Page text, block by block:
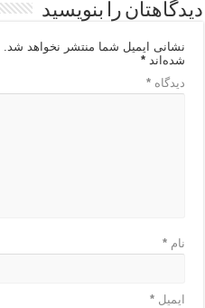
دیدگاهتان را بنویسید
نشانی ایمیل شما منتشر نخواهد شد.
شده‌اند*
دیدگاه*
نام*
ایمیل*